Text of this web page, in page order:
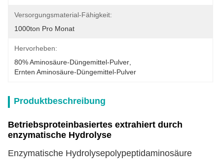
Versorgungsmaterial-Fähigkeit:
1000ton Pro Monat
Hervorheben:
80% Aminosäure-Düngemittel-Pulver
Ernten Aminosäure-Düngemittel-Pulver
Produktbeschreibung
Betriebsproteinbasiertes extrahiert durch
enzymatische Hydrolyse
Enzymatische Hydrolysepolypeptidaminosäure